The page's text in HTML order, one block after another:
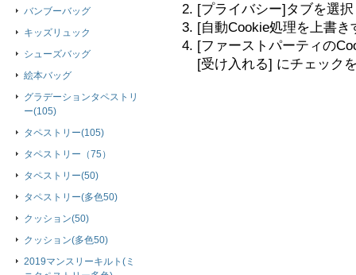
[プライバシー]タブを選
[自動Cookie処理を上書
[ファーストパーティの
[受け入れる] にチェック
バンブーバッグ
キッズリュック
シューズバッグ
絵本バッグ
グラデーションタペストリ
ー(105)
タペストリー(105)
タペストリー（75）
タペストリー(50)
タペストリー(多色50)
クッション(50)
クッション(多色50)
2019マンスリーキルト(ミ